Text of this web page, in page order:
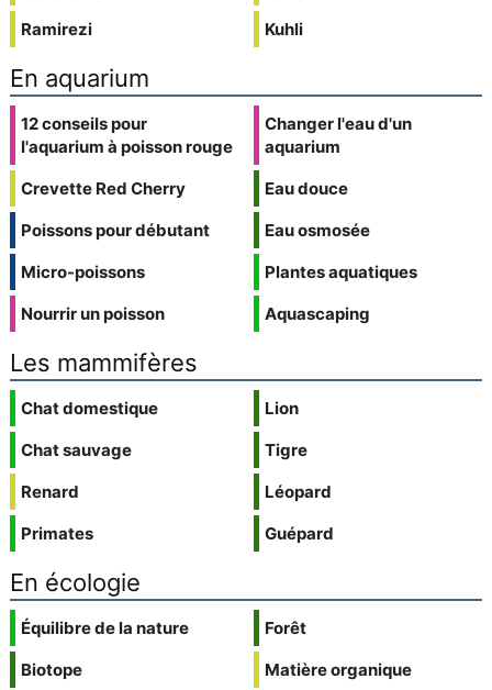
Ramirezi
Kuhli
En aquarium
12 conseils pour
l'aquarium à poisson rouge
Crevette Red Cherry
Poissons pour débutant
Micro-poissons
Nourrir un poisson
Changer l'eau d'un
aquarium
Eau douce
Eau osmosée
Plantes aquatiques
Aquascaping
Les mammifères
Chat domestique
Chat sauvage
Renard
Primates
Lion
Tigre
Léopard
Guépard
En écologie
Équilibre de la nature
Biotope
Forêt
Matière organique